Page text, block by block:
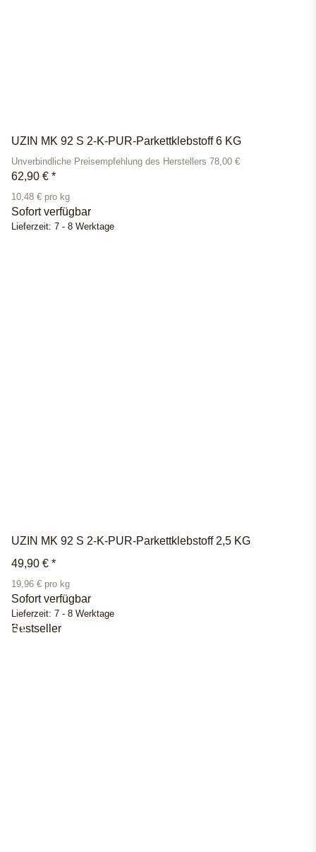
UZIN MK 92 S 2-K-PUR-Parkettklebstoff 6 KG
Unverbindliche Preisempfehlung des Herstellers 78,00 €
62,90 € *
10,48 € pro kg
Sofort verfügbar
Lieferzeit: 7 - 8 Werktage
UZIN MK 92 S 2-K-PUR-Parkettklebstoff 2,5 KG
49,90 € *
19,96 € pro kg
Sofort verfügbar
Lieferzeit: 7 - 8 Werktage
Bestseller